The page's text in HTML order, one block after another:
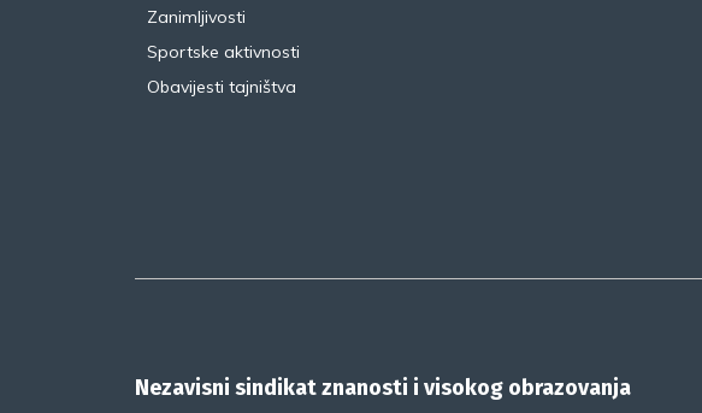
Zanimljivosti
Sportske aktivnosti
Obavijesti tajništva
Nezavisni sindikat znanosti i visokog obrazovanja